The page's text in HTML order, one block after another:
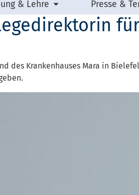
& Lehre Presse &
des Krankenhauses Mara in